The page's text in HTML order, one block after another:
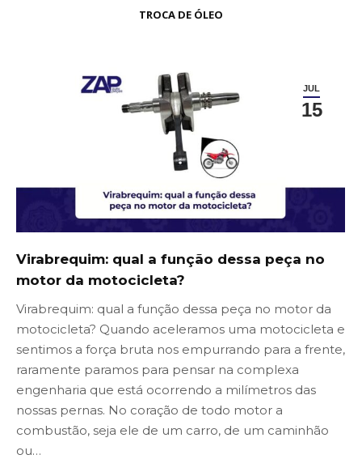
TROCA DE ÓLEO
JUL
15
Virabrequim: qual a função dessa peça no
motor da motocicleta?
Virabrequim: qual a função dessa peça no motor da
motocicleta? Quando aceleramos uma motocicleta e
sentimos a força bruta nos empurrando para a frente,
raramente paramos para pensar na complexa
engenharia que está ocorrendo a milímetros das
nossas pernas. No coração de todo motor a
combustão, seja ele de um carro, de um caminhão
ou…